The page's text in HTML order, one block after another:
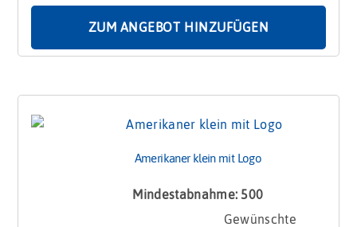
Logo
ZUM ANGEBOT HINZUFÜGEN
Amerikaner klein mit Logo
Mindestabnahme: 500